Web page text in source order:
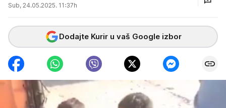
Sub, 24.05.2025. 11:37h
Dodajte Kurir u vaš Google izbor